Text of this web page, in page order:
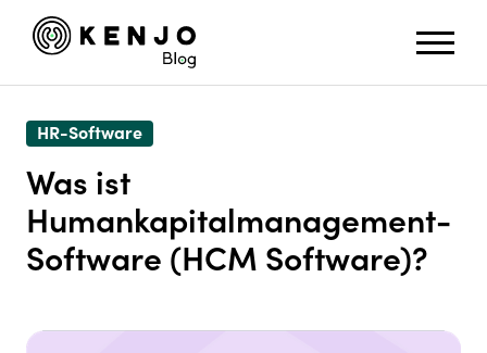
HR-Software
Was ist
Humankapitalmanagement-
Software (HCM Software)?